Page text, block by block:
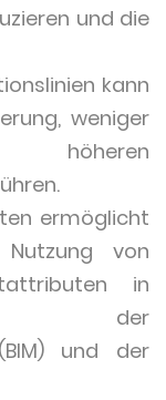
und die
kann
weniger
ermöglicht
von
in
der
und der